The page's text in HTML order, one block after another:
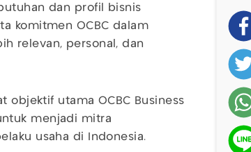
dan profil bisnis
komitmen OCBC dalam
relevan, personal, dan
utama OCBC Business
menjadi mitra
usaha di Indonesia.